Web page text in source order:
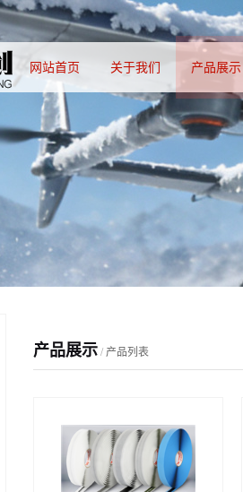
网站首页 关于我们 产品展示
产品展示 / 产品列表